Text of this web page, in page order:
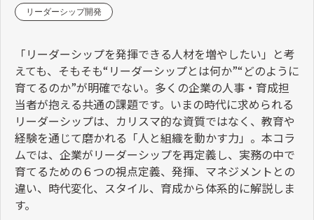
リーダーシップ開発
「リーダーシップを発揮できる人材を増やしたい」と考
えても、そもそも“リーダーシップとは何か”“どのように
育てるのか”が明確でない。多くの企業の人事・育成担
当者が抱える共通の課題です。いまの時代に求められる
リーダーシップは、カリスマ的な資質ではなく、教育や
経験を通じて磨かれる「人と組織を動かす力」。本コラ
ムでは、企業がリーダーシップを再定義し、実務の中で
育てるための６つの視点定義、発揮、マネジメントとの
違い、時代変化、スタイル、育成から体系的に解説しま
す。